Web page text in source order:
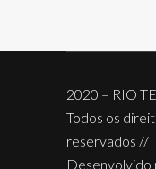
2020 – RIO
Todos os
reservados //
Desenvolvido